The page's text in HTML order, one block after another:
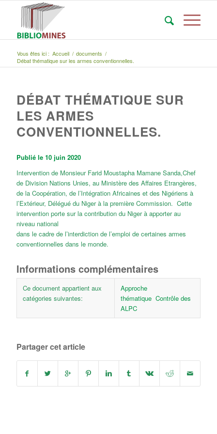
Vous êtes ici : Accueil / documents /
Débat thématique sur les armes conventionnelles.
DÉBAT THÉMATIQUE SUR
LES ARMES
CONVENTIONNELLES.
Publié le 10 juin 2020
Intervention de Monsieur Farid Moustapha Mamane Sanda,Chef
de Division Nations Unies, au Ministère des Affaires Etrangères,
de la Coopération, de l’Intégration Africaines et des Nigériens à
l’Extérieur, Délégué du Niger à la première Commission. Cette
intervention porte sur la contribution du Niger à apporter au
niveau national
dans le cadre de l’interdiction de l’emploi de certaines armes
conventionnelles dans le monde.
Informations complémentaires
Ce document appartient aux
catégories suivantes:
Approche
thématique Contrôle des
ALPC
Partager cet article